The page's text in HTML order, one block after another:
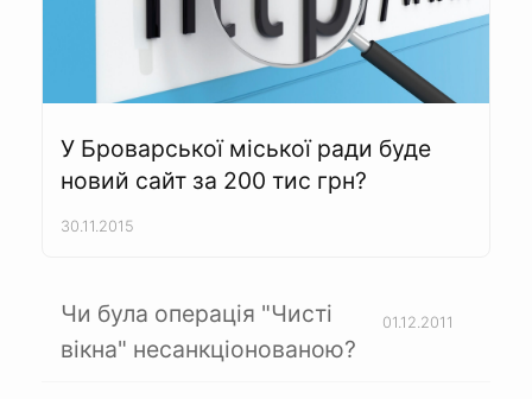
У Броварської міської ради буде
новий сайт за 200 тис грн?
30.11.2015
Чи була операція "Чисті
вікна" несанкціонованою?
01.12.2011